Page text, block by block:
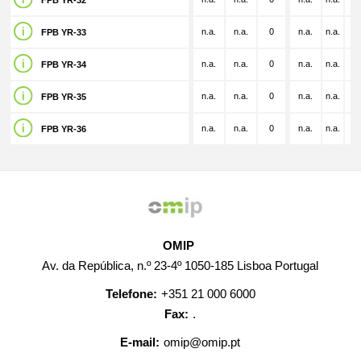
FPB YR-33 n.a. n.a. 0 n.a. n.a.
FPB YR-34 n.a. n.a. 0 n.a. n.a.
FPB YR-35 n.a. n.a. 0 n.a. n.a.
FPB YR-36 n.a. n.a. 0 n.a. n.a.
OMIP
Av. da República, n.º 23-4º 1050-185 Lisboa Portugal
Telefone: +351 21 000 6000
Fax: .
E-mail: omip@omip.pt